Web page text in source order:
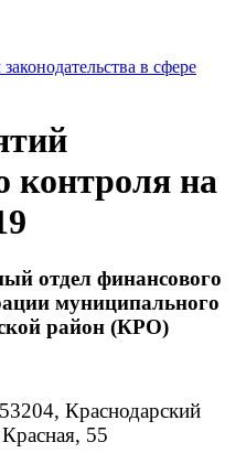
в сфере
контроля на
отдел финансового
муниципального
район (КРО)
Краснодарский
55